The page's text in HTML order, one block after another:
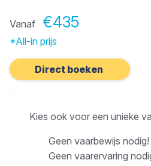
Vanaf €435
*All-in prijs
Direct boeken
Kies ook voor een unieke
Geen vaarbewijs nodig!
Geen vaarervaring